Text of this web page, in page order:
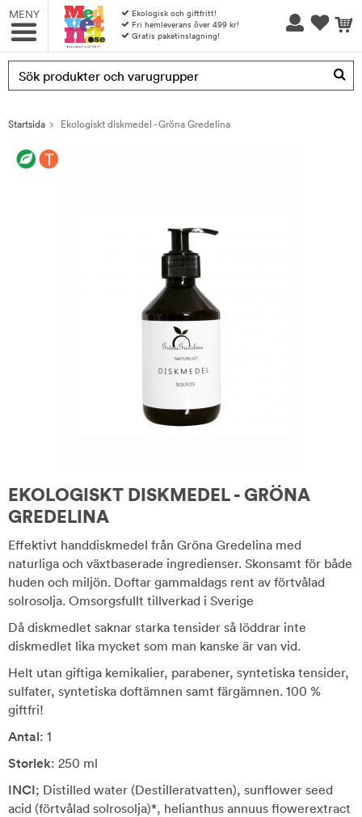
MENY
Ekologisk och giftfritt!
Fri hemleverans över 499 kr!
Gratis paketinslagning!
Produkten har blivit tillagd i varukorgen
Startsida Ekologiskt diskmedel - Gröna Gredelina
EKOLOGISKT DISKMEDEL - GRÖNA
GREDELINA
Effektivt handdiskmedel från Gröna Gredelina med
naturliga och växtbaserade ingredienser. Skonsamt för både
huden och miljön. Doftar gammaldags rent av förtvålad
solrosolja. Omsorgsfullt tillverkad i Sverige
Då diskmedlet saknar starka tensider så löddrar inte
diskmedlet lika mycket som man kanske är van vid.
Helt utan giftiga kemikalier, parabener, syntetiska tensider,
sulfater, syntetiska doftämnen samt färgämnen. 100 %
giftfri!
Antal: 1
Storlek: 250 ml
INCI; Distilled water (Destilleratvatten), sunflower seed
acid (förtvålad solrosolja)*, helianthus annuus flowerextract